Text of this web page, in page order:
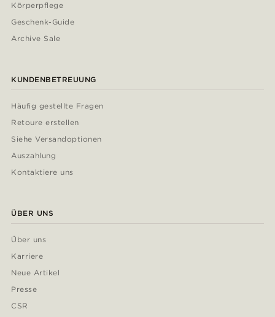
Körperpflege
Geschenk-Guide
Archive Sale
KUNDENBETREUUNG
Häufig gestellte Fragen
Retoure erstellen
Siehe Versandoptionen
Auszahlung
Kontaktiere uns
ÜBER UNS
Über uns
Karriere
Neue Artikel
Presse
CSR